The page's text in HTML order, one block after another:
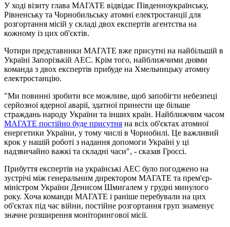
У ході візиту глава МАГАТЕ відвідає Південноукраїнську,
Рівненську та Чорнобильську атомні електростанції для
розгортання місій у складі двох експертів агентства на
кожному із цих об'єктів.
Чотири представники МАГАТЕ вже присутні на найбільшій в
Україні Запорізькій АЕС. Крім того, найближчими днями
команда з двох експертів прибуде на Хмельницьку атомну
електростанцію.
"Ми повинні зробити все можливе, щоб запобігти небезпеці
серйозної ядерної аварії, здатної принести ще більше
страждань народу України та інших країн. Найближчим часом
МАГАТЕ постійно буде присутня на всіх об'єктах атомної
енергетики України, у тому числі в Чорнобилі. Це важливий
крок у нашій роботі з надання допомоги Україні у ці
надзвичайно важкі та складні часи", - сказав Гроссі.
Прибуття експертів на українські АЕС було погоджено на
зустрічі між генеральним директором МАГАТЕ та прем'єр-
міністром України Денисом Шмигалем у грудні минулого
року. Хоча команди МАГАТЕ і раніше перебували на цих
об'єктах під час війни, постійне розгортання груп знаменує
значне розширення моніторингової місії.